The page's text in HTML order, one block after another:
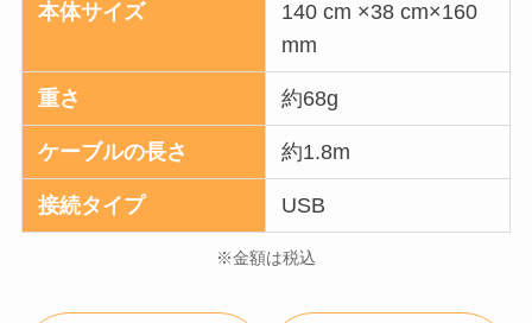
本体サイズ
140 cm ×38 cm×160
mm
重さ 約68g
ケーブルの長さ 約1.8m
接続タイプ USB
※金額は税込